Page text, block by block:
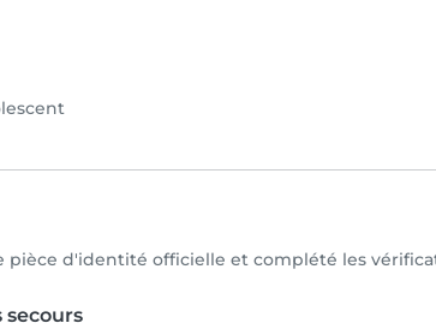
pièce d'identité officielle et complété les